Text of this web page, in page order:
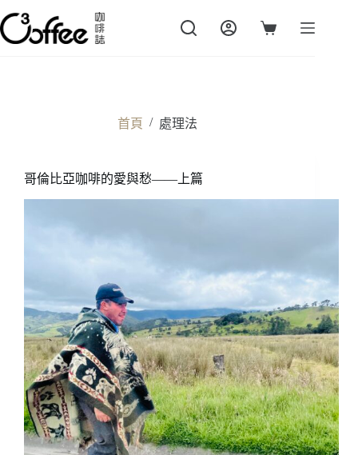
跳
至
主
購
首頁 / 處理法
哥倫比亞咖啡的愛與愁——上篇